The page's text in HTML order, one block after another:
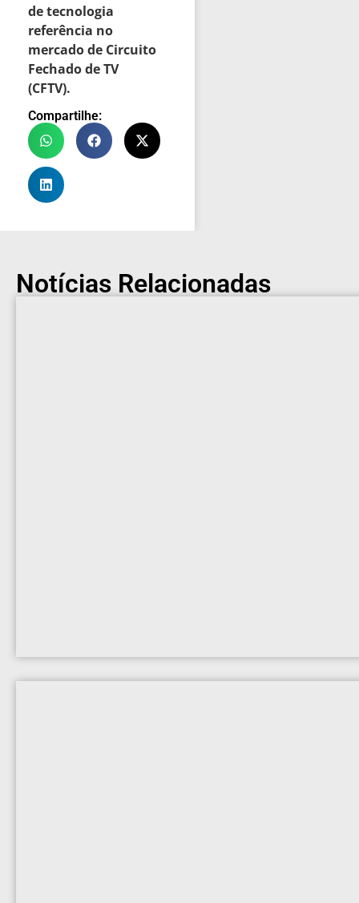
de tecnologia
referência no
mercado de Circuito
Fechado de TV
(CFTV).
Compartilhe:
Notícias Relacionadas